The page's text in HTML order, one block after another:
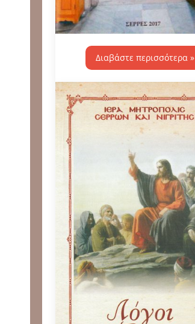
Διαβάστε περισσότερα »